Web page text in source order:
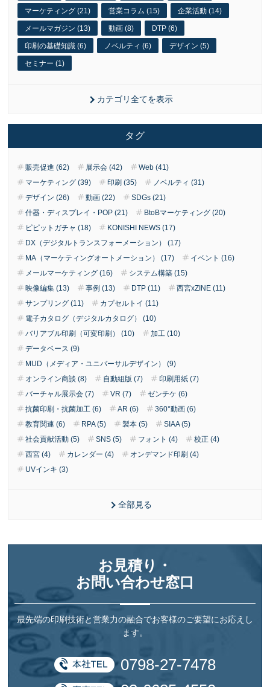
マーケティング (21) 営業コラム (15) 企業活動 (14)
メールマガジン (13) 動画 (8) DTP (6)
印刷の基礎知識 (6) ノベルティ (6) デザイン (5)
セミナー (1)
カテゴリ全てを表示
タグ
販売促進 (62) 展示会 (42)
Web (41)
マーケティング (39)
印刷 (35)
ノベルティ (31)
デザイン (26)
動画 (22)
SDGs (21)
什器・ディスプレイ・POP (21)
BtoBマーケティング (20)
ピピットガチャ (18)
KONISHI NEWS (17)
DX（デジタルトランスフォーメーション） (17)
MA（マーケティングオートメーション） (17)
イベント (16)
メールマーケティング (16)
システム構築 (15)
映像編集 (13)
事例 (13) DTP (11)
西宮xZINE (11)
サンプリング (11)
カプセルトイ (11)
電子カタログ（デジタルカタログ） (10)
バリアブル印刷（可変印刷） (10)
加工 (10)
データベース (9)
MUD（メディア・ユニバーサルデザイン） (9)
オンライン商談 (8)
自動組版 (7)
印刷用紙 (7)
バーチャル展示会 (7)
VR (7)
ゼンチケ (6)
抗菌印刷・抗菌加工 (6)
AR (6)
360°動画 (6)
教育関連 (6)
RPA (5) 製本 (5)
SIAA (5)
社会貢献活動 (5)
SNS (5) フォント (4)
校正 (4)
西宮 (4)
カレンダー (4)
オンデマンド印刷 (4)
UVインキ (3)
全部見る
お見積り・
お問い合わせ窓口
最先端の印刷技術と営業力の融合でお客様のご要望にお応えし
ます。
0798-27-7478